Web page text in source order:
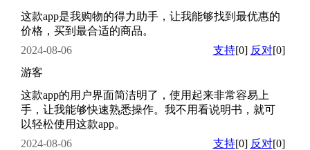
这款app是我购物的得力助手，让我能够找到最优惠的
价格，买到最合适的商品。
2024-08-06
支持[0] 反对[0]
游客
这款app的用户界面简洁明了，使用起来非常容易上
手，让我能够快速熟悉操作。我不用看说明书，就可
以轻松使用这款app。
2024-08-06
支持[0] 反对[0]